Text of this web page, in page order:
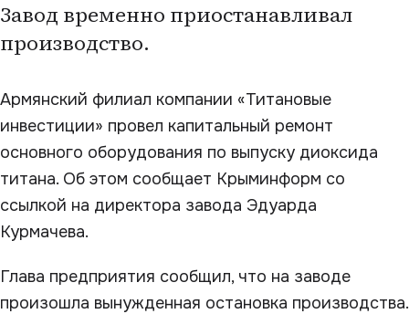
Завод временно приостанавливал
производство.
Армянский филиал компании «Титановые
инвестиции» провел капитальный ремонт
основного оборудования по выпуску диоксида
титана. Об этом сообщает Крыминформ со
ссылкой на директора завода Эдуарда
Курмачева.
Глава предприятия сообщил, что на заводе
произошла вынужденная остановка производства.